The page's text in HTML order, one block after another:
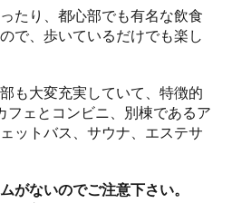
たり、都心部でも有名な飲食
で、歩いているだけでも楽し
も大変充実していて、特徴的
フェとコンビニ、別棟であるア
ットバス、サウナ、エステサ
がないのでご注意下さい。